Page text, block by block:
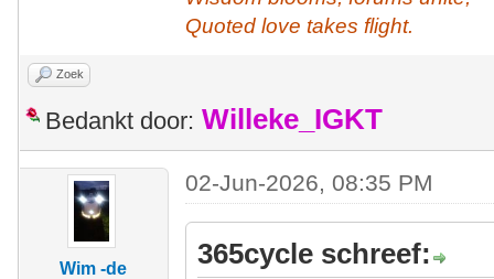
Quoted love takes flight.
Zoek
Bedankt door: Willeke_IGKT
Wim -de
02-Jun-2026, 08:35 PM
365cycle schreef: